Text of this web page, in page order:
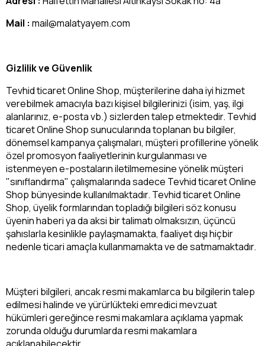
Mail : mail@malatyayem.com
Gizlilik ve Güvenlik
Tevhid ticaret Online Shop, müşterilerine daha iyi hizmet
verebilmek amacıyla bazı kişisel bilgilerinizi (isim, yaş, ilgi
alanlarınız, e-posta vb.) sizlerden talep etmektedir. Tevhid
ticaret Online Shop sunucularında toplanan bu bilgiler,
dönemsel kampanya çalışmaları, müşteri profillerine yönelik
özel promosyon faaliyetlerinin kurgulanması ve
istenmeyen e-postaların iletilmemesine yönelik müşteri
"sınıflandırma" çalışmalarında sadece Tevhid ticaret Online
Shop bünyesinde kullanılmaktadır. Tevhid ticaret Online
Shop, üyelik formlarından topladığı bilgileri söz konusu
üyenin haberi ya da aksi bir talimatı olmaksızın, üçüncü
şahıslarla kesinlikle paylaşmamakta, faaliyet dışı hiçbir
nedenle ticari amaçla kullanmamakta ve de satmamaktadır.
Müşteri bilgileri, ancak resmi makamlarca bu bilgilerin talep
edilmesi halinde ve yürürlükteki emredici mevzuat
hükümleri gereğince resmi makamlara açıklama yapmak
zorunda olduğu durumlarda resmi makamlara